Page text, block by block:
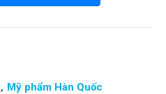
, Mỹ phẩm Hàn Quốc